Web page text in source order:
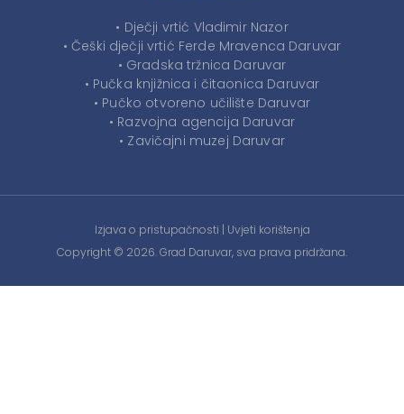
• Dječji vrtić Vladimir Nazor
• Češki dječji vrtić Ferde Mravenca Daruvar
• Gradska tržnica Daruvar
• Pučka knjižnica i čitaonica Daruvar
• Pučko otvoreno učilište Daruvar
• Razvojna agencija Daruvar
• Zavičajni muzej Daruvar
Izjava o pristupačnosti | Uvjeti korištenja
Copyright © 2026. Grad Daruvar, sva prava pridržana.